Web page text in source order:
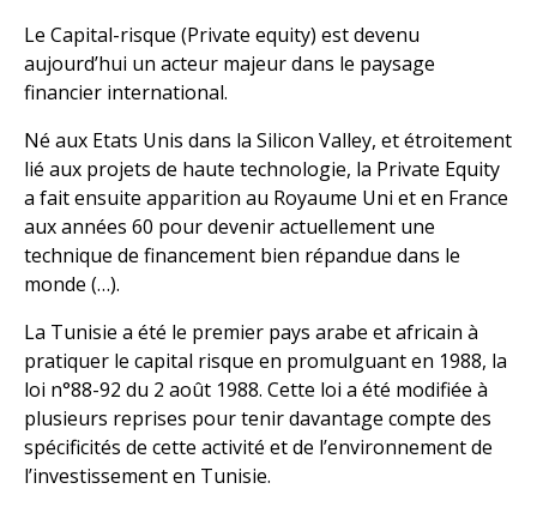
Le Capital-risque (Private equity) est devenu
aujourd’hui un acteur majeur dans le paysage
financier international.
Né aux Etats Unis dans la Silicon Valley, et étroitement
lié aux projets de haute technologie, la Private Equity
a fait ensuite apparition au Royaume Uni et en France
aux années 60 pour devenir actuellement une
technique de financement bien répandue dans le
monde (…).
La Tunisie a été le premier pays arabe et africain à
pratiquer le capital risque en promulguant en 1988, la
loi n°88-92 du 2 août 1988. Cette loi a été modifiée à
plusieurs reprises pour tenir davantage compte des
spécificités de cette activité et de l’environnement de
l’investissement en Tunisie.